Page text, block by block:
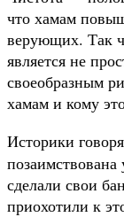
что хамам
верующих. Так
является не
своеобразным
хамам и кому
Историки
сделали свои
приохотили к